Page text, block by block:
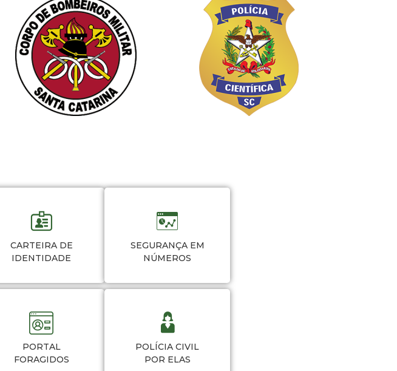
CARTEIRA DE
IDENTIDADE
SEGURANÇA EM
NÚMEROS
PORTAL
FORAGIDOS
POLÍCIA CIVIL
POR ELAS